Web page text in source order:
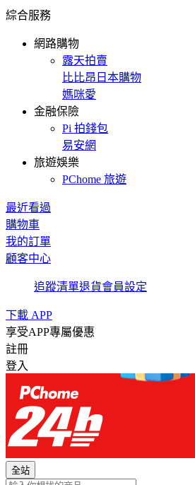
綜合服務
網路購物
露天拍賣
比比昂日本購物
媽咪愛
金融保險
Pi 拍錢包
易安網
旅遊娛樂
PChome 旅遊
最近看過
購物車
我的訂單
顧客中心
追蹤清單退貨會員設定
下載 APP
享受APP專屬優惠
註冊
登入
全站